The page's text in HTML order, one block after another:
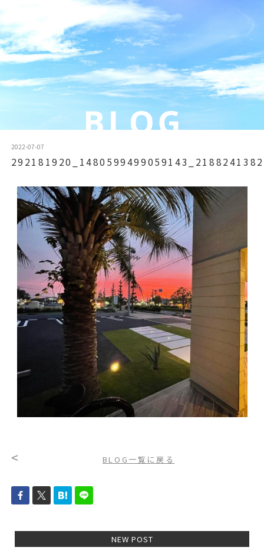
2022-07-07
< BLOG一覧に戻る
NEW POST